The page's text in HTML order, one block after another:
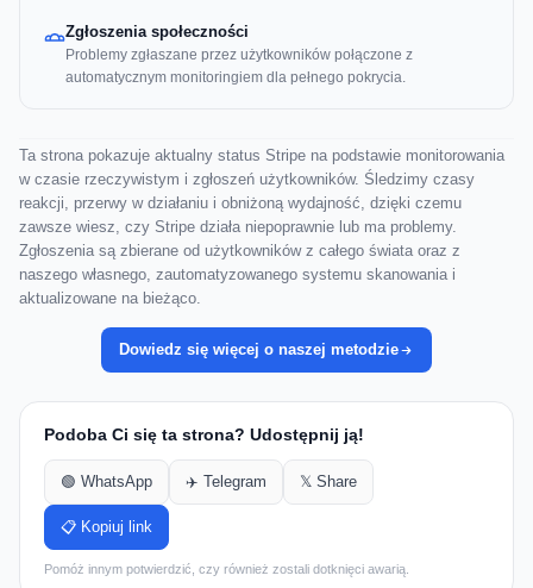
Zgłoszenia społeczności
Problemy zgłaszane przez użytkowników połączone z
automatycznym monitoringiem dla pełnego pokrycia.
Ta strona pokazuje aktualny status Stripe na podstawie monitorowania
w czasie rzeczywistym i zgłoszeń użytkowników. Śledzimy czasy
reakcji, przerwy w działaniu i obniżoną wydajność, dzięki czemu
zawsze wiesz, czy Stripe działa niepoprawnie lub ma problemy.
Zgłoszenia są zbierane od użytkowników z całego świata oraz z
naszego własnego, zautomatyzowanego systemu skanowania i
aktualizowane na bieżąco.
Dowiedz się więcej o naszej metodzie
Podoba Ci się ta strona? Udostępnij ją!
🟢 WhatsApp ✈️ Telegram 𝕏 Share
📋 Kopiuj link
Pomóż innym potwierdzić, czy również zostali dotknięci awarią.